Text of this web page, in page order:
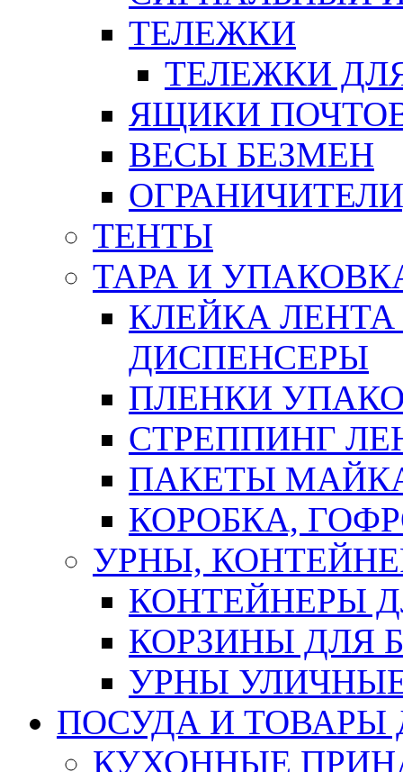
ТЕЛЕЖКИ
ТЕЛЕЖКИ
ЯЩИКИ
ВЕСЫ БЕЗМЕН
ТЕНТЫ
ТАРА И
КЛЕЙКА
ДИСПЕНСЕРЫ
ПЛЕНКИ
СТРЕППИНГ
ПАКЕТЫ
КОРОБКА,
УРНЫ,
КОНТЕЙНЕРЫ
КОРЗИНЫ ДЛЯ
УРНЫ
ПОСУДА И ТОВАРЫ
КУХОННЫЕ